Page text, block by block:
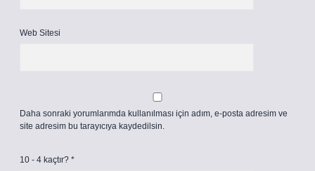
Web Sitesi
Daha sonraki yorumlarımda kullanılması için adım, e-posta adresim ve
site adresim bu tarayıcıya kaydedilsin.
10 - 4 kaçtır? *